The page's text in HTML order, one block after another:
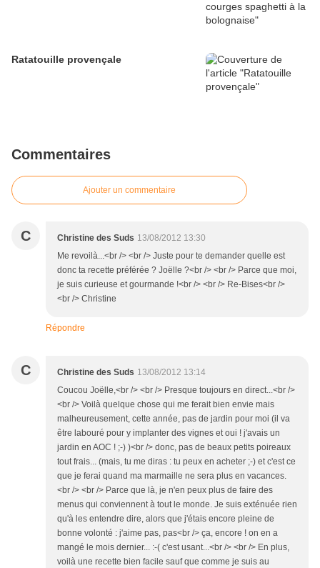
Ratatouille provençale
Commentaires
Ajouter un commentaire
C Christine des Suds 13/08/2012 13:30
Me revoilà...<br /> <br /> Juste pour te demander quelle est
donc ta recette préférée ? Joëlle ?<br /> <br /> Parce que moi,
je suis curieuse et gourmande !<br /> <br /> Re-Bises<br />
<br /> Christine
Répondre
C Christine des Suds 13/08/2012 13:14
Coucou Joëlle,<br /> <br /> Presque toujours en direct...<br />
<br /> Voilà quelque chose qui me ferait bien envie mais
malheureusement, cette année, pas de jardin pour moi (il va
être labouré pour y implanter des vignes et oui ! j'avais un
jardin en AOC ! ;-) )<br /> donc, pas de beaux petits poireaux
tout frais... (mais, tu me diras : tu peux en acheter ;-) et c'est ce
que je ferai quand ma marmaille ne sera plus en vacances.
<br /> <br /> Parce que là, je n'en peux plus de faire des
menus qui conviennent à tout le monde. Je suis exténuée rien
qu'à les entendre dire, alors que j'étais encore pleine de
bonne volonté : j'aime pas, pas<br /> ça, encore ! on en a
mangé le mois dernier... :-( c'est usant...<br /> <br /> En plus,
voilà une recette bien facile sauf que comme je suis au